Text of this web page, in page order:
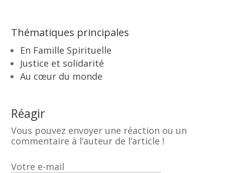
Thématiques principales
En Famille Spirituelle
Justice et solidarité
Au cœur du monde
Réagir
Vous pouvez envoyer une réaction ou un
commentaire à l’auteur de l’article !
Votre e-mail